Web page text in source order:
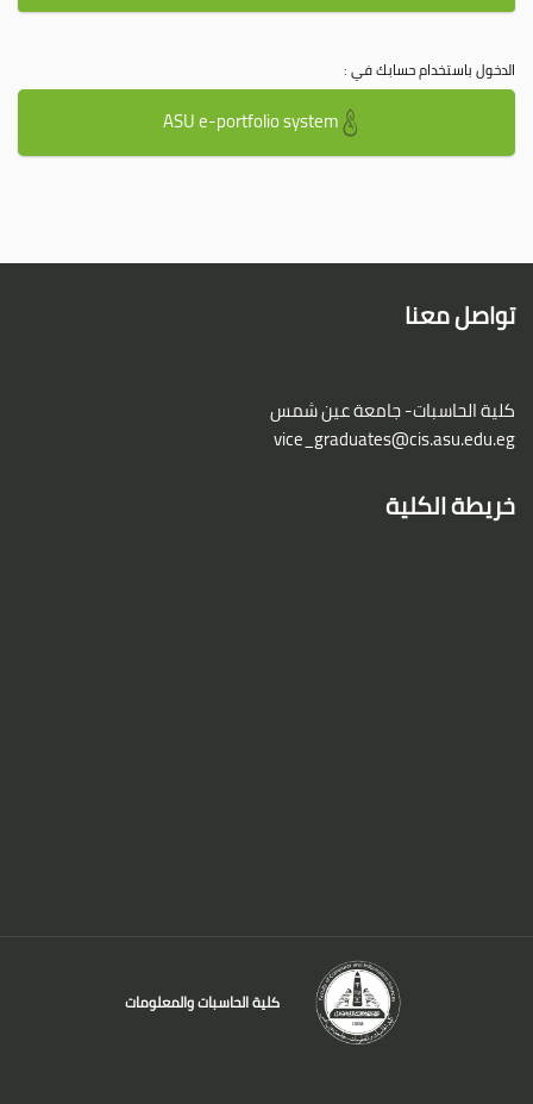
الدخول باستخدام حسابك في :
تواصل معنا
كلية الحاسبات- جامعة عين شمس
vice_graduates@cis.asu.edu.eg
خريطة الكلية
كلية الحاسبات والمعلومات